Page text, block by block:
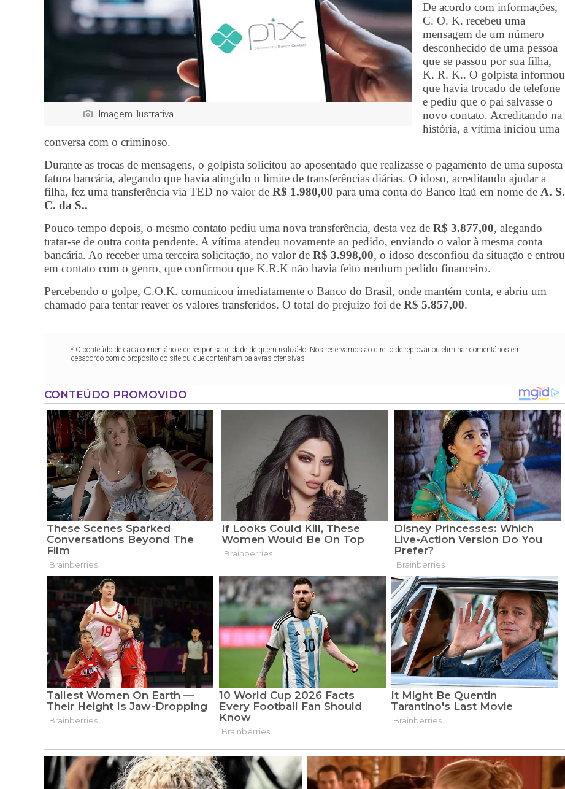
Imagem ilustrativa
De acordo com informações,
C. O. K. recebeu uma
mensagem de um número
desconhecido de uma pessoa
que se passou por sua filha,
K. R. K.. O golpista informou
que havia trocado de telefone
e pediu que o pai salvasse o
novo contato. Acreditando na
história, a vítima iniciou uma
conversa com o criminoso.
Durante as trocas de mensagens, o golpista solicitou ao aposentado que realizasse o pagamento de uma suposta
fatura bancária, alegando que havia atingido o limite de transferências diárias. O idoso, acreditando ajudar a
filha, fez uma transferência via TED no valor de R$ 1.980,00 para uma conta do Banco Itaú em nome de A. S.
C. da S..
Pouco tempo depois, o mesmo contato pediu uma nova transferência, desta vez de R$ 3.877,00, alegando
tratar-se de outra conta pendente. A vítima atendeu novamente ao pedido, enviando o valor à mesma conta
bancária. Ao receber uma terceira solicitação, no valor de R$ 3.998,00, o idoso desconfiou da situação e entrou
em contato com o genro, que confirmou que K.R.K não havia feito nenhum pedido financeiro.
Percebendo o golpe, C.O.K. comunicou imediatamente o Banco do Brasil, onde mantém conta, e abriu um
chamado para tentar reaver os valores transferidos. O total do prejuízo foi de R$ 5.857,00.
* O conteúdo de cada comentário é de responsabilidade de quem realizá-lo. Nos reservamos ao direito de reprovar ou eliminar comentários em
desacordo com o propósito do site ou que contenham palavras ofensivas.